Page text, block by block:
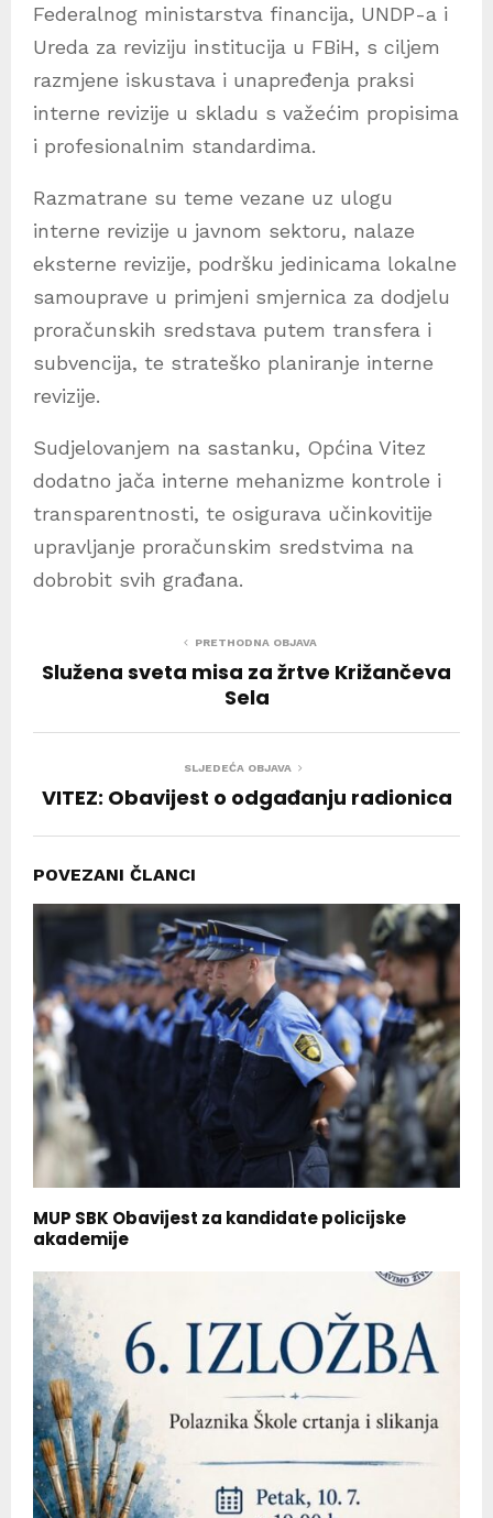
Federalnog ministarstva financija, UNDP-a i
Ureda za reviziju institucija u FBiH, s ciljem
razmjene iskustava i unapređenja praksi
interne revizije u skladu s važećim propisima
i profesionalnim standardima.
Razmatrane su teme vezane uz ulogu
interne revizije u javnom sektoru, nalaze
eksterne revizije, podršku jedinicama lokalne
samouprave u primjeni smjernica za dodjelu
proračunskih sredstava putem transfera i
subvencija, te strateško planiranje interne
revizije.
Sudjelovanjem na sastanku, Općina Vitez
dodatno jača interne mehanizme kontrole i
transparentnosti, te osigurava učinkovitije
upravljanje proračunskim sredstvima na
dobrobit svih građana.
PRETHODNA OBJAVA
Služena sveta misa za žrtve Križančeva
Sela
SLJEDEĆA OBJAVA
VITEZ: Obavijest o odgađanju radionica
POVEZANI ČLANCI
MUP SBK Obavijest za kandidate policijske
akademije